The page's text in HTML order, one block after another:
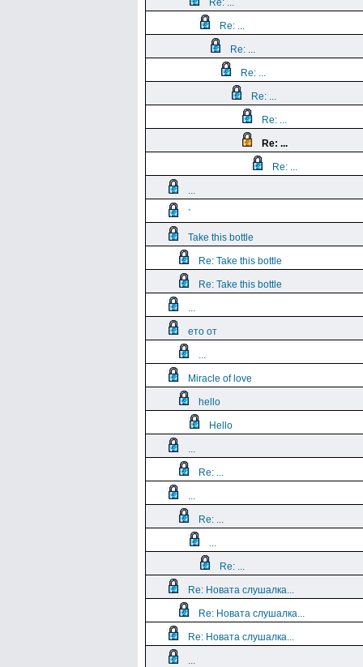
Re: ...
Re: ...
Re: ...
Re: ...
Re: ...
Re: ...
Re: ...
Re: ...
...
`
Take this bottle
Re: Take this bottle
Re: Take this bottle
...
ето от
...
Miracle of love
hello
Hello
...
Re: ...
...
Re: ...
...
Re: ...
Re: Новата слушалка...
Re: Новата слушалка...
Re: Новата слушалка...
...